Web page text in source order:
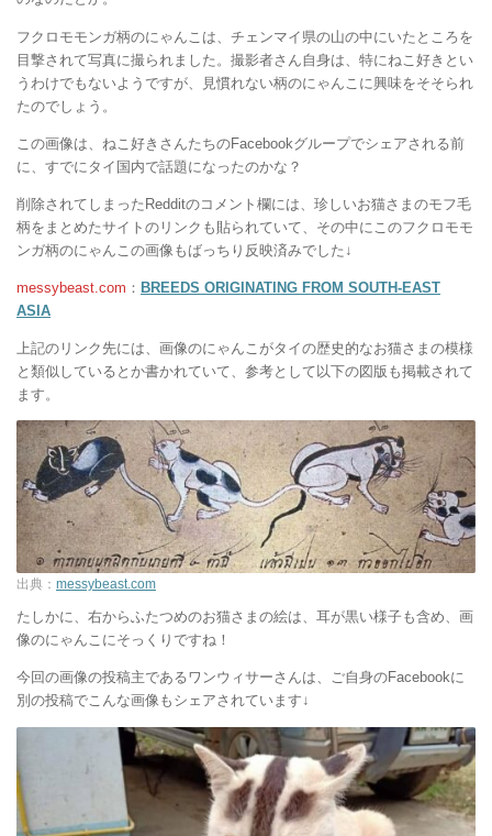
フクロモモンガ柄のにゃんこは、チェンマイ県の山の中にいたところを
目撃されて写真に撮られました。撮影者さん自身は、特にねこ好きとい
うわけでもないようですが、見慣れない柄のにゃんこに興味をそそられ
たのでしょう。
この画像は、ねこ好きさんたちのFacebookグループでシェアされる前
に、すでにタイ国内で話題になったのかな？
削除されてしまったRedditのコメント欄には、珍しいお猫さまのモフ毛
柄をまとめたサイトのリンクも貼られていて、その中にこのフクロモモ
ンガ柄のにゃんこの画像もばっちり反映済みでした↓
messybeast.com ： BREEDS ORIGINATING FROM SOUTH-EAST
ASIA
上記のリンク先には、画像のにゃんこがタイの歴史的なお猫さまの模様
と類似しているとか書かれていて、参考として以下の図版も掲載されて
ます。
出典： messybeast.com
たしかに、右からふたつめのお猫さまの絵は、耳が黒い様子も含め、画
像のにゃんこにそっくりですね！
今回の画像の投稿主であるワンウィサーさんは、ご自身のFacebookに
別の投稿でこんな画像もシェアされています↓